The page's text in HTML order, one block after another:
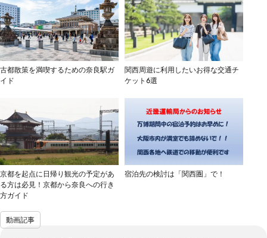
古都散策を満喫するための奈良駅ガ
イド
関西周遊に利用したいお得な交通チ
ケット6選
京都を起点に日帰り観光の予定があ
る方は必見！京都から奈良への行き
方ガイド
宿泊先の検討は「関西圏」で！
動画記事